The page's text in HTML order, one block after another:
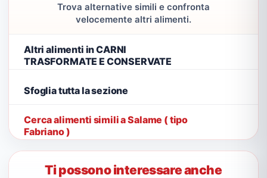
Trova alternative simili e confronta
velocemente altri alimenti.
Altri alimenti in CARNI
TRASFORMATE E CONSERVATE
Sfoglia tutta la sezione
Cerca alimenti simili a Salame ( tipo
Fabriano )
Ti possono interessare anche